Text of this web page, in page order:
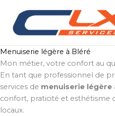
contenu
Menuiserie légère à Bléré
Mon métier, votre confort au
En tant que professionnel de
services de menuiserie légère
confort, praticité et esthétisme
locaux.